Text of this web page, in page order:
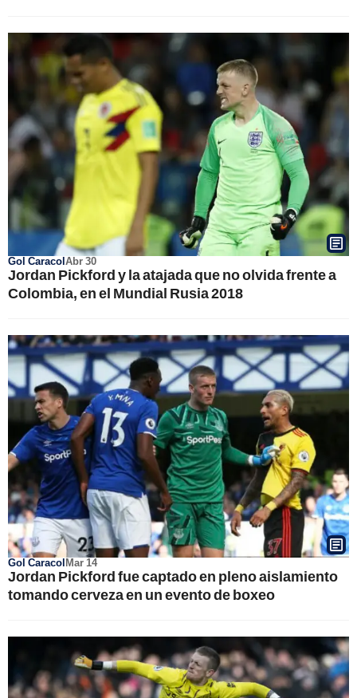
Gol CaracolAbr 30
Jordan Pickford y la atajada que no olvida frente a
Colombia, en el Mundial Rusia 2018
Gol CaracolMar 14
Jordan Pickford fue captado en pleno aislamiento
tomando cerveza en un evento de boxeo